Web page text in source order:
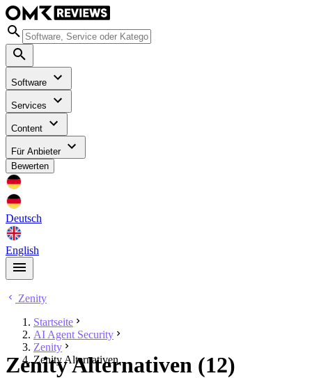
Software
Services
Content
Für Anbieter
Bewerten
Deutsch
English
Zenity
Startseite
AI Agent Security
Zenity
Zenity Alternativen
Zenity Alternativen (12)